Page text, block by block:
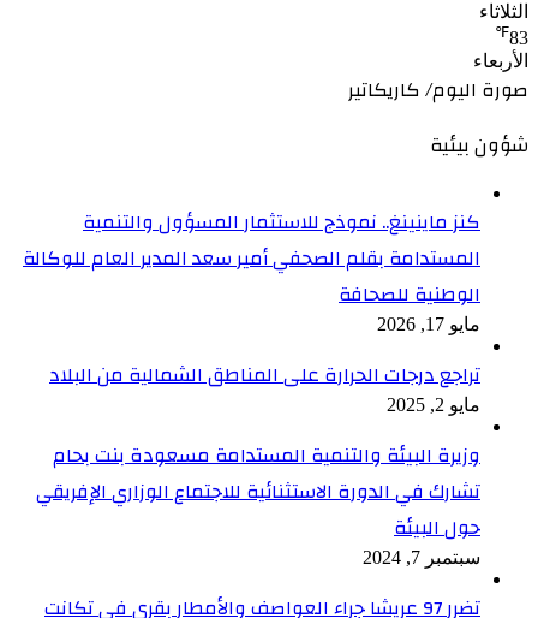
الثلاثاء
83
℉
الأربعاء
صورة اليوم/ كاريكاتير
شؤون بيئية
كنز ماينينغ.. نموذج للاستثمار المسؤول والتنمية
المستدامة بقلم الصحفي أمير سعد المدير العام للوكالة
الوطنية للصحافة
مايو 17, 2026
تراجع درجات الحرارة على المناطق الشمالية من البلاد
مايو 2, 2025
وزيرة البيئة والتنمية المستدامة مسعودة بنت بحام
تشارك في الدورة الاستثنائية للاجتماع الوزاري الإفريقي
حول البيئة
سبتمبر 7, 2024
تضرر 97 عريشا جراء العواصف والأمطار بقرى في تكانت